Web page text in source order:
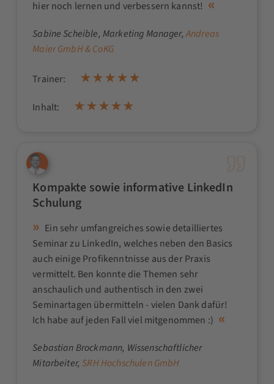
hier noch lernen und verbessern kannst!
Sabine Scheible, Marketing Manager,Andreas
Maier GmbH & CoKG
Trainer:
Inhalt:
Kompakte sowie informative LinkedIn
Schulung
Ein sehr umfangreiches sowie detailliertes
Seminar zu LinkedIn, welches neben den Basics
auch einige Profikenntnisse aus der Praxis
vermittelt. Ben konnte die Themen sehr
anschaulich und authentisch in den zwei
Seminartagen übermitteln - vielen Dank dafür!
Ich habe auf jeden Fall viel mitgenommen :)
Sebastian Brockmann, Wissenschaftlicher
Mitarbeiter,SRH Hochschulen GmbH